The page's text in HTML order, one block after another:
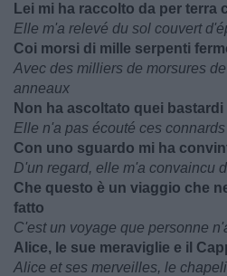
Lei mi ha raccolto da per terra
Elle m'a relevé du sol couvert
Coi morsi di mille serpenti
Avec des milliers de morsures
anneaux
Non ha ascoltato quei
Elle n'a pas écouté ces
Con uno sguardo mi ha
D'un regard, elle m'a convaincu
Che questo è un viaggio che
fatto
C'est un voyage que personne
Alice, le sue meraviglie e il
Alice et ses merveilles, le